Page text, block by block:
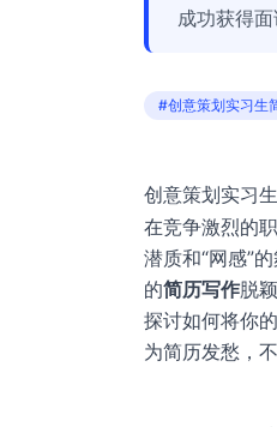
成功获得面
#创意策划实习生
创意策划实习
在竞争激烈的
潜质和“网感”
的简历写作脱
探讨如何将你
为简历发愁，